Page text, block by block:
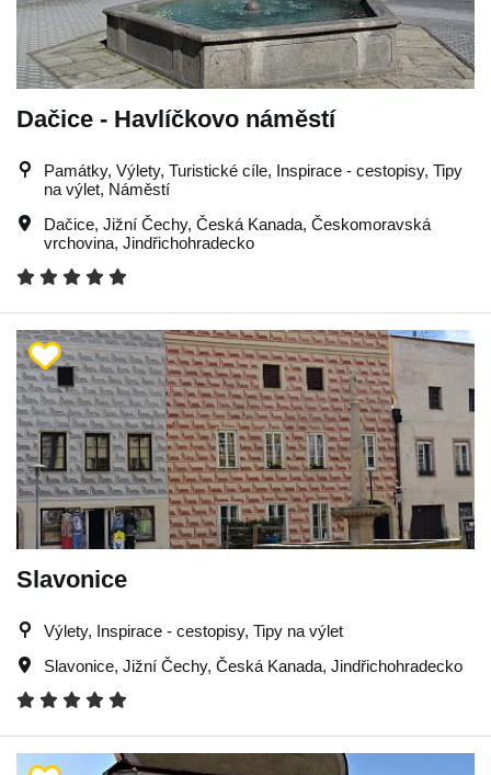
Dačice - Havlíčkovo náměstí
Památky, Výlety, Turistické cíle, Inspirace - cestopisy, Tipy
na výlet, Náměstí
Dačice, Jižní Čechy, Česká Kanada, Českomoravská
vrchovina, Jindřichohradecko
Slavonice
Výlety, Inspirace - cestopisy, Tipy na výlet
Slavonice, Jižní Čechy, Česká Kanada, Jindřichohradecko